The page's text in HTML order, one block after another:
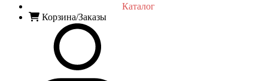
Каталог
Корзина/Заказы